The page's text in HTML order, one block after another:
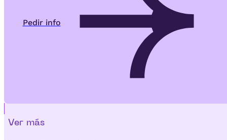
Pedir info
Ver más